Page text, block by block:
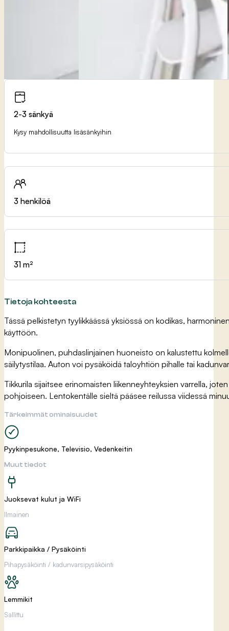
2-3 sänkyä
Kysy mahdollisuutta lisäsänkyihin
3 henkilöä
31 m²
Tietoja kohteesta
Tässä pelkistetyn tyylikkäässä yksiössä on kodikas,
käyttöön.
Monipuolinen, puhdaslinjainen huoneisto on kalustettu
säilytystilaa. Auton voi pysäköidä taloyhtiön pihalle tai
Tikkurila sijaitsee erinomaisten liikenneyhteyksien varrella,
pohjoiseen. Lentokentälle sieltä pääsee reilussa viidessä
Tärkeimmät ominaisuudet
Pyykinpesukone, Televisio, Vedenkeitin
Muut tiedot
Juoksevat kulut ja WiFi
Ilmainen
Parkkipaikka / Pysäköinti
Pihapysäköinti / kadunvarsipysäköinti
Lemmikit
Sallittu